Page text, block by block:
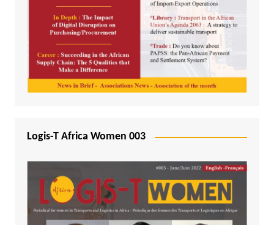
Logis-T Africa Women 003